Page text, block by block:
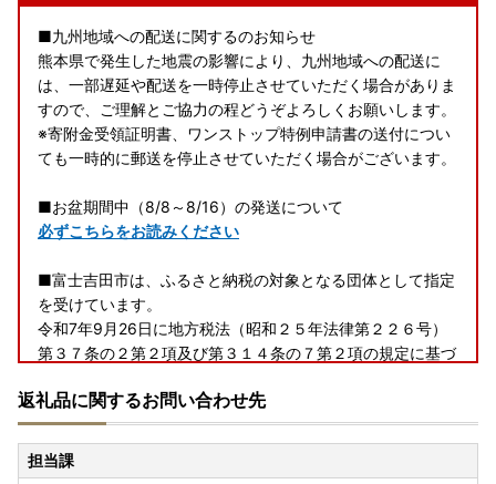
■九州地域への配送に関するのお知らせ
熊本県で発生した地震の影響により、九州地域への配送に
は、一部遅延や配送を一時停止させていただく場合がありま
すので、ご理解とご協力の程どうぞよろしくお願いします。
※寄附金受領証明書、ワンストップ特例申請書の送付につい
ても一時的に郵送を停止させていただく場合がございます。
■お盆期間中（8/8～8/16）の発送について
必ずこちらをお読みください
■富士吉田市は、ふるさと納税の対象となる団体として指定
を受けています。
令和7年9月26日に地方税法（昭和２５年法律第２２６号）
第３７条の２第２項及び第３１４条の７第２項の規定に基づ
富士吉田市への「ふるさと納税」は地方税法（昭和２５年法
律第２２６号）第３７条の２第一項の規定による寄附金税額
控除の対象になります。
返礼品に関するお問い合わせ先
担当課